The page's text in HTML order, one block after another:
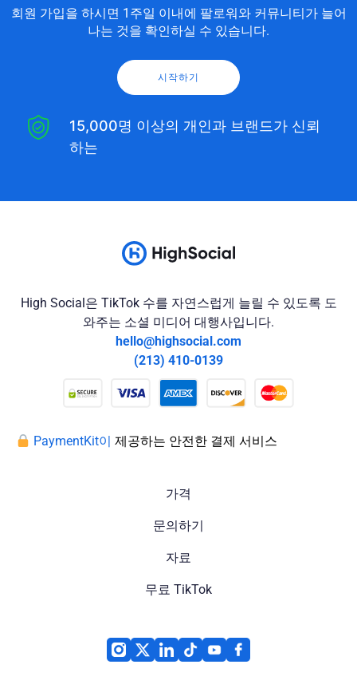
회원 가입을 하시면 1주일 이내에 팔로워와 커뮤니티가 늘어
나는 것을 확인하실 수 있습니다.
시작하기
15,000명 이상의 개인과 브랜드가 신뢰
하는
High Social은 TikTok 수를 자연스럽게 늘릴 수 있도록 도
와주는 소셜 미디어 대행사입니다.
hello@highsocial.com
(213) 410-0139
PaymentKit이 제공하는 안전한 결제 서비스
가격
문의하기
자료
무료 TikTok